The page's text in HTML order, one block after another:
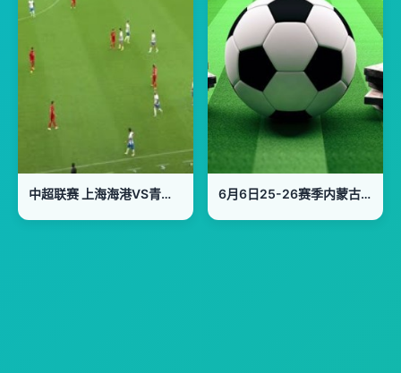
中超联赛 上海海港VS青岛西海岸 20250726 6月6日25-26赛季内蒙古足球超级联赛 巴彦淖尔队VS呼伦贝尔队